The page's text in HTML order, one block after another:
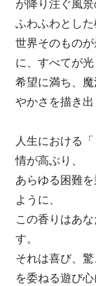
ふわふわとした
世界そのもの
に、すべてが光
希望に満ち、
やかさを描き出
人生における
情が高ぶり、
あらゆる困難
ように、
この香りはあ
す。
それは喜び、
を委ねる遊び